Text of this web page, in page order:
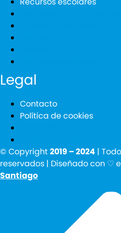
Legal
Contacto
Política de cookies
© Copyright2019 – 2024 |
reservados | Diseñado con ♡
Santiago